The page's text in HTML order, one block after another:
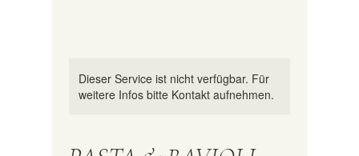
Dieser Service ist nicht verfügbar. Für
weitere Infos bitte Kontakt aufnehmen.